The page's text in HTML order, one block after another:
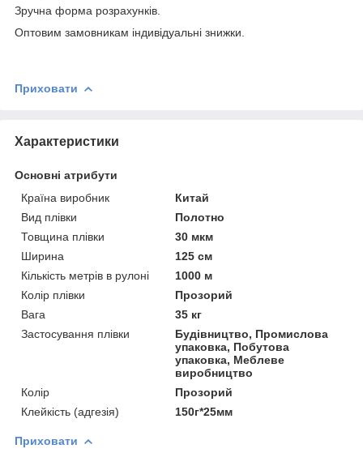
Зручна форма розрахунків.
Оптовим замовникам індивідуальні знижки.
Приховати
Характеристики
Основні атрибути
Країна виробник
Китай
Вид плівки
Полотно
Товщина плівки
30 мкм
Ширина
125 см
Кількість метрів в рулоні
1000 м
Колір плівки
Прозорий
Вага
35 кг
Застосування плівки
Будівництво, Промислова
упаковка, Побутова
упаковка, Меблеве
виробництво
Колір
Прозорий
Клейкість (адгезія)
150г*25мм
Приховати